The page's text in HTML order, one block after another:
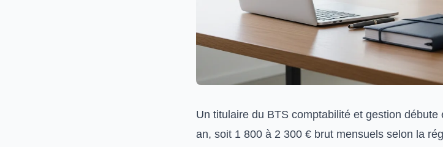
Un titulaire du BTS comptabilité et gestion
an, soit 1 800 à 2 300 € brut mensuels selon la